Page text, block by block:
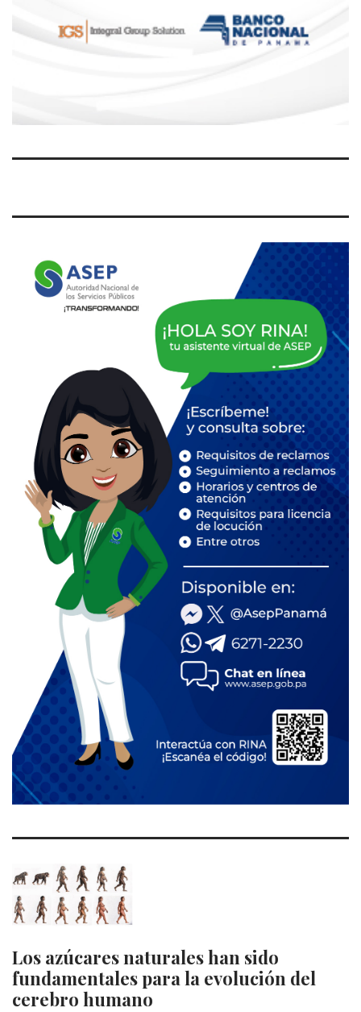
Los azúcares naturales han sido
fundamentales para la evolución del
cerebro humano